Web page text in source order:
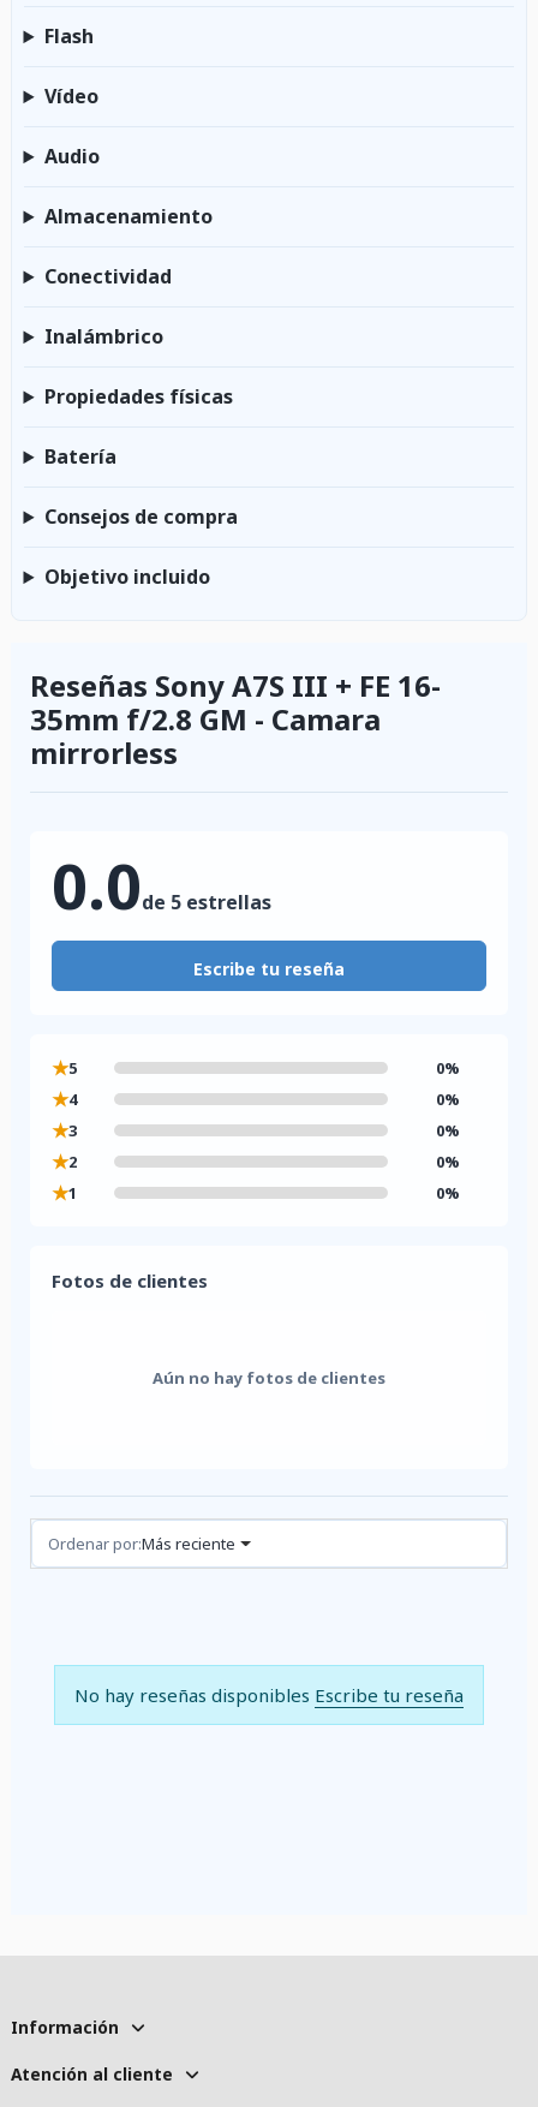
Flash
Vídeo
Audio
Almacenamiento
Conectividad
Inalámbrico
Propiedades físicas
Batería
Consejos de compra
Objetivo incluido
Reseñas Sony A7S III + FE 16-
35mm f/2.8 GM - Camara
mirrorless
0.0de 5 estrellas
Escribe tu reseña
★5 0%
★4 0%
★3 0%
★2 0%
★1 0%
Fotos de clientes
Aún no hay fotos de clientes
Reseñas (0)
Ordenar por:Más reciente
No hay reseñas disponibles Escribe tu reseña
Información
Atención al cliente